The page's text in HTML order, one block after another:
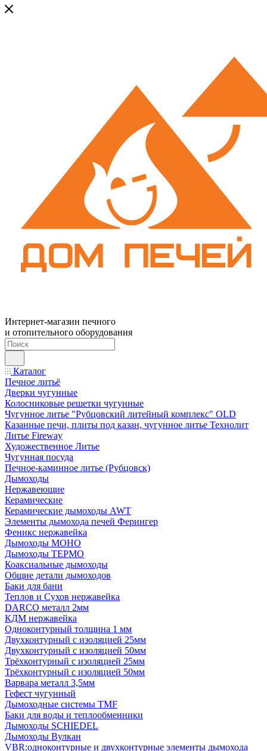
Интернет-магазин печного
и отопительного оборудования
Каталог
Печное литьё
Дверки чугунные
Колосниковые решетки чугунные
Чугунное литье "Рубцовский литейный комплекс" OLD
Казанные печи, плиты под казан, чугунное литье Технолит
Литье Fireway
Художественное Литье
Чугунная посуда
Печное-каминное литье (Рубцовск)
Дымоходы
Нержавеющие
Керамические
Керамические дымоходы AWT
Элементы дымохода печей Ферингер
Феникс нержавейка
Дымоходы МОНО
Дымоходы ТЕРМО
Коаксиальные дымоходы
Общие детали дымоходов
Баки для бани
Теплов и Сухов нержавейка
DARCO металл 2мм
КДМ нержавейка
Одноконтурный толщина 1 мм
Двухконтурный с изоляцией 25мм
Двухконтурный с изоляцией 50мм
Трёхконтурный с изоляцией 25мм
Трёхконтурный с изоляцией 50мм
Варвара металл 3,5мм
Гефест чугунный
Дымоходные системы TMF
Баки для воды и теплообменники
Дымоходы SCHIEDEL
Дымоходы Вулкан
VBR:одноконтурные и двухконтурные элементы дымохода